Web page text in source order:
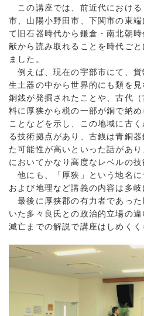
この講座では、前近代における
市、山陽小野田市、下関市の東
て旧石器時代から鎌倉・南北朝
献から読み取れることを時代ご
ました。
例えば、現在の宇部市にて、貨
生土器の中から世界的にも類を
銅銭が発掘されたことや、古代
料に厚狭から税の一部が銅で納
ことなどを示し、この地域に古
る技術拠点があり、古銭は青銅
た可能性が高いといった話があ
においてかなり高度なレベルの技
他にも、「厚狭」という地名に
および地理など講義の内容は多岐
最後に厚狭郡の有力者であった
いた多々良氏との政治的立場の
滅亡までの解説で講座はしめくく